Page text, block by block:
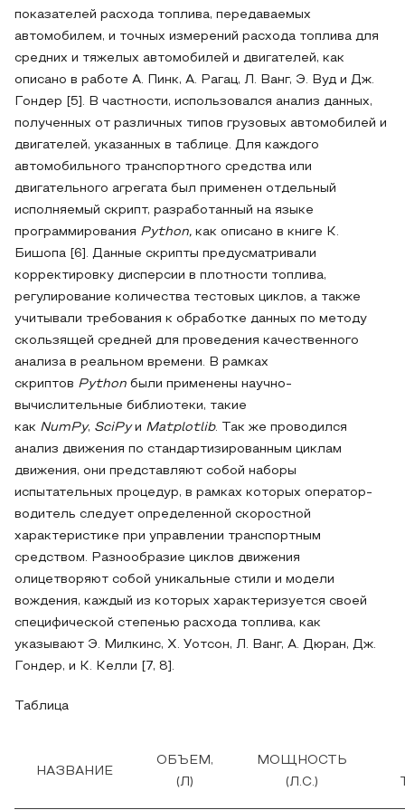
показателей расхода топлива, передаваемых
автомобилем, и точных измерений расхода топлива для
средних и тяжелых автомобилей и двигателей, как
описано в работе А. Пинк, А. Рагац, Л. Ванг, Э. Вуд и Дж.
Гондер [5]. В частности, использовался анализ данных,
полученных от различных типов грузовых автомобилей и
двигателей, указанных в таблице. Для каждого
автомобильного транспортного средства или
двигательного агрегата был применен отдельный
исполняемый скрипт, разработанный на языке
программирования Python, как описано в книге К.
Бишопа [6]. Данные скрипты предусматривали
корректировку дисперсии в плотности топлива,
регулирование количества тестовых циклов, а также
учитывали требования к обработке данных по методу
скользящей средней для проведения качественного
анализа в реальном времени. В рамках
скриптов Python были применены научно-
вычислительные библиотеки, такие
как NumPy, SciPyи Matplotlib. Так же проводился
анализ движения по стандартизированным циклам
движения, они представляют собой наборы
испытательных процедур, в рамках которых оператор-
водитель следует определенной скоростной
характеристике при управлении транспортным
средством. Разнообразие циклов движения
олицетворяют собой уникальные стили и модели
вождения, каждый из которых характеризуется своей
специфической степенью расхода топлива, как
указывают Э. Милкинс, Х. Уотсон, Л. Ванг, А. Дюран, Дж.
Гондер, и К. Келли [7, 8].
Таблица
НАЗВАНИЕ
ОБЪЕМ,
(Л)
МОЩНОСТЬ
(Л.С.)